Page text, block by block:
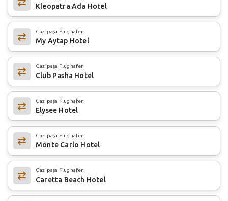
Kleopatra Ada Hotel
Gazipaşa Flughafen
My Aytap Hotel
Gazipaşa Flughafen
Club Pasha Hotel
Gazipaşa Flughafen
Elysee Hotel
Gazipaşa Flughafen
Monte Carlo Hotel
Gazipaşa Flughafen
Caretta Beach Hotel